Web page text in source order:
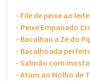
- Filé de peixe ao
- Peixe Empanado
- Bacalhau a Zé do
- Bacalhoada
- Salmão com
- Atum ao Molho de